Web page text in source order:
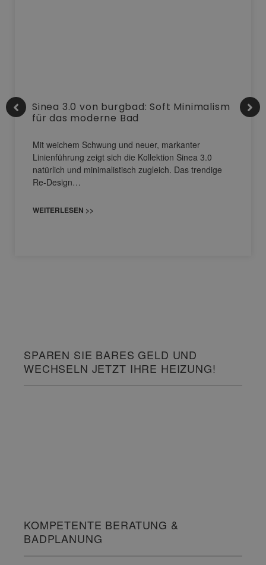
Sinea 3.0 von burgbad: Soft Minimalism
für das moderne Bad
Mit weichem Schwung und neuer, markanter
Linienführung zeigt sich die Kollektion Sinea 3.0
natürlich und minimalistisch zugleich. Das trendige
Re-Design…
WEITERLESEN >>
SPAREN SIE BARES GELD UND
WECHSELN JETZT IHRE HEIZUNG!
KOMPETENTE BERATUNG &
BADPLANUNG